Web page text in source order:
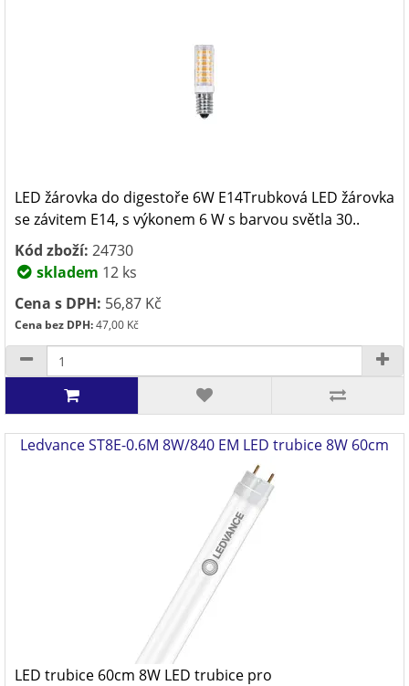
LED žárovka do digestoře 6W E14Trubková LED žárovka
se závitem E14, s výkonem 6 W s barvou světla 30..
Kód zboží: 24730
skladem 12 ks
Cena s DPH: 56,87 Kč
Cena bez DPH:47,00 Kč
Ledvance ST8E-0.6M 8W/840 EM LED trubice 8W 60cm
LED trubice 60cm 8W LED trubice pro